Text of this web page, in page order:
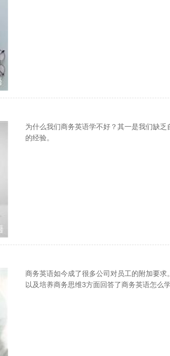
为什么我们商务英语学不好？其一是我们缺
的经验。
商务英语如今成了很多公司对员工的附加要
以及培养商务思维3方面回答了商务英语怎么